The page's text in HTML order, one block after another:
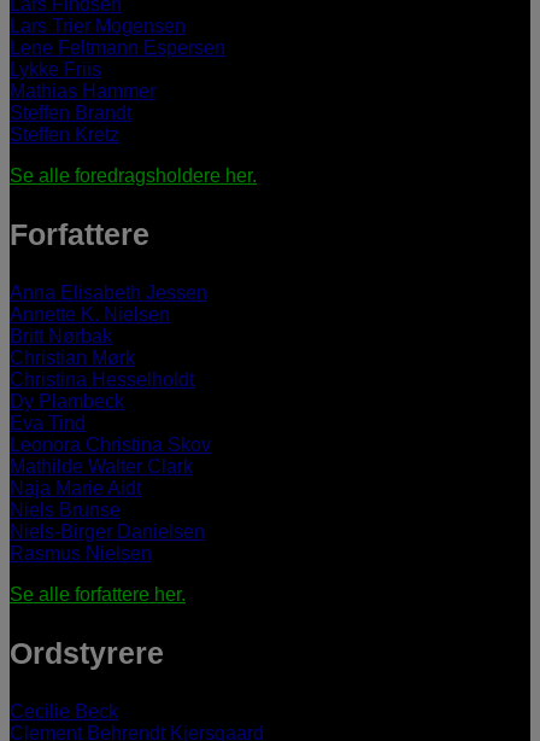
Lars Findsen
Lars Trier Mogensen
Lene Feltmann Espersen
Lykke Friis
Mathias Hammer
Steffen Brandt
Steffen Kretz
Se alle foredragsholdere her.
Forfattere
Anna Elisabeth Jessen
Annette K. Nielsen
Britt Nørbak
Christian Mørk
Christina Hesselholdt
Dy Plambeck
Eva Tind
Leonora Christina Skov
Mathilde Walter Clark
Naja Marie Aidt
Niels Brunse
Niels-Birger Danielsen
Rasmus Nielsen
Se alle forfattere her.
Ordstyrere
Cecilie Beck
Clement Behrendt Kjersgaard